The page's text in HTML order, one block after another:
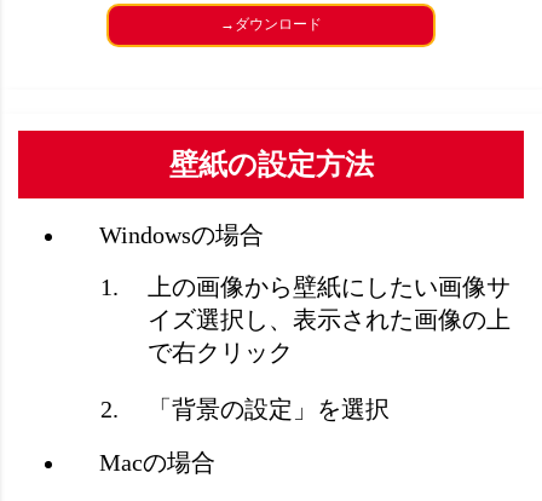
→ダウンロード
壁紙の設定方法
Windowsの場合
上の画像から壁紙にしたい画像サ
イズ選択し、表示された画像の上
で右クリック
「背景の設定」を選択
Macの場合